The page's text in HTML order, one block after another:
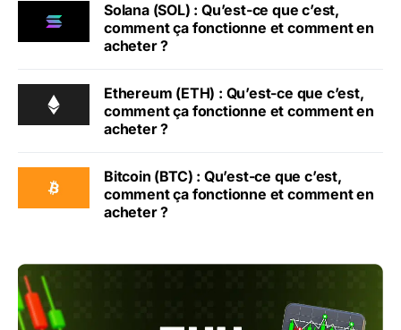
Solana (SOL) : Qu’est-ce que c’est,
comment ça fonctionne et comment en
acheter ?
Ethereum (ETH) : Qu’est-ce que c’est,
comment ça fonctionne et comment en
acheter ?
Bitcoin (BTC) : Qu’est-ce que c’est,
comment ça fonctionne et comment en
acheter ?